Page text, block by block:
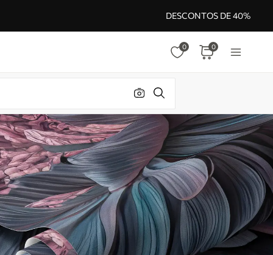
DESCONTOS DE 40%
0 0